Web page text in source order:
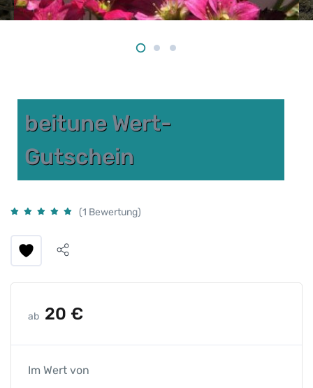
beitune Wert-
Gutschein
(1 Bewertung)
ab 20 €
Im Wert von